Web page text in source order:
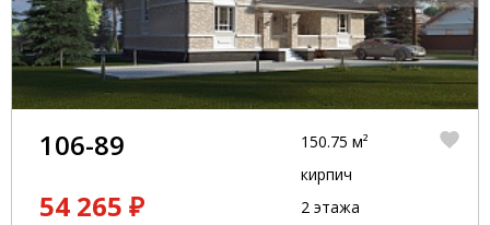
106-89
54 265 ₽
150.75 м²
кирпич
2 этажа